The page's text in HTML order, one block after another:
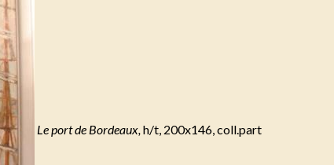
Le port de Bordeaux,h/t, 200x146, coll.part